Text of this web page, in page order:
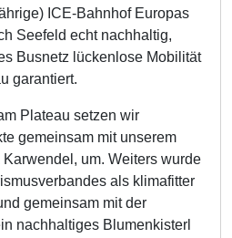
ICE-Bahnhof Europas
Seefeld echt nachhaltig,
Busnetz lückenlose Mobilität
garantiert.
Plateau setzen wir
gemeinsam mit unserem
Karwendel, um. Weiters wurde
als klimafitter
gemeinsam mit der
nachhaltiges Blumenkisterl